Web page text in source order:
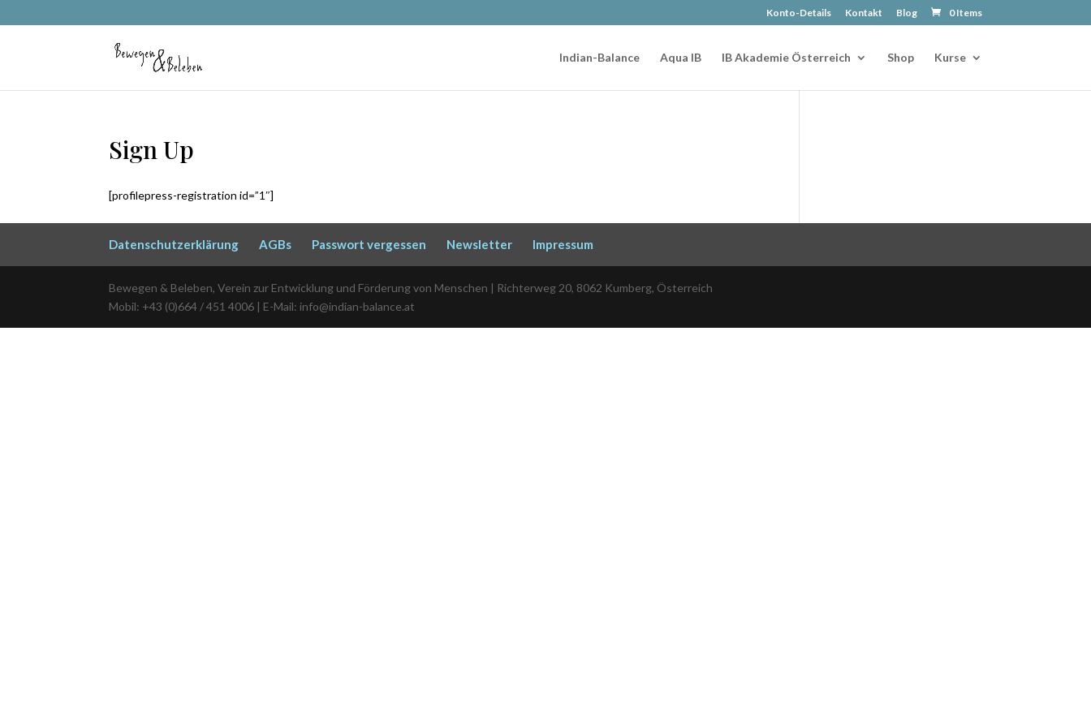
Konto-Details Kontakt Blog 0 Items
Indian-Balance Aqua IB IB Akademie Österreich Shop Kurse
Sign Up
[profilepress-registration id=”1″]
Datenschutzerklärung AGBs Passwort vergessen Newsletter Impressum
Bewegen & Beleben, Verein zur Entwicklung und Förderung von Menschen | Richterweg 20, 8062 Kumberg, Österreich
Mobil: +43 (0)664 / 451 4006 | E-Mail: info@indian-balance.at